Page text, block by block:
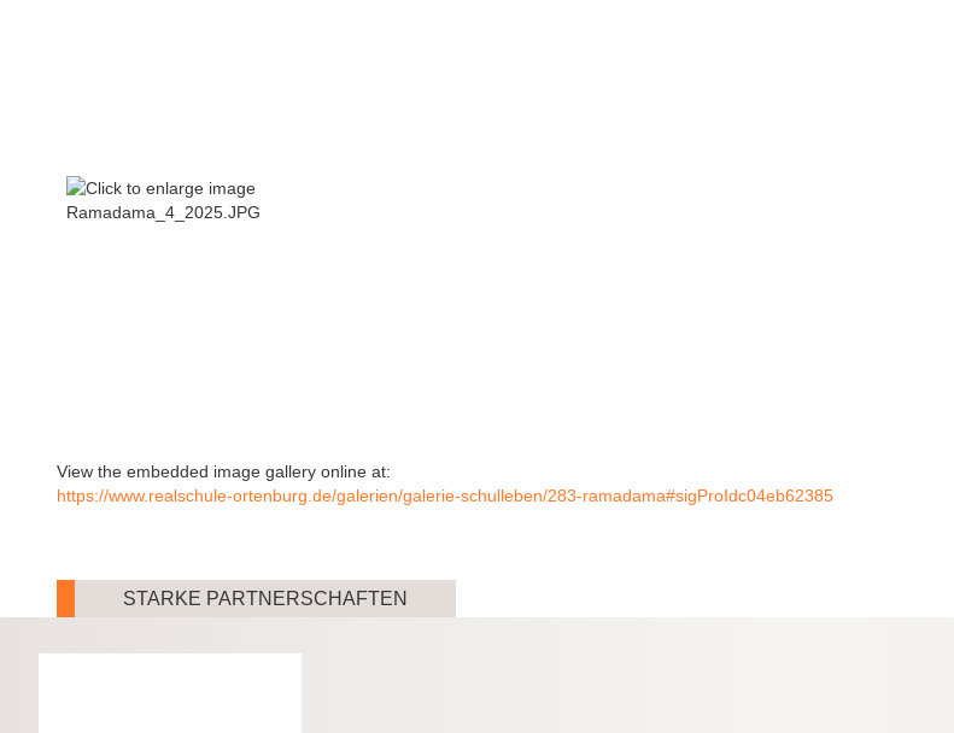
View the embedded image gallery online at:
https://www.realschule-ortenburg.de/galerien/galerie-schulleben/283-ramadama#sigProIdc04eb62385
STARKE PARTNERSCHAFTEN